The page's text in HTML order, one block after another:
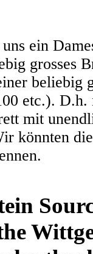
ein
grosses
beliebig
etc.).
mit
könnten